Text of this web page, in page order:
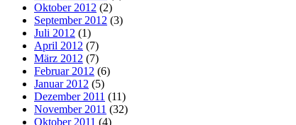
Oktober 2012 (2)
September 2012 (3)
Juli 2012 (1)
April 2012 (7)
März 2012 (7)
Februar 2012 (6)
Januar 2012 (5)
Dezember 2011 (11)
November 2011 (32)
Oktober 2011 (4)